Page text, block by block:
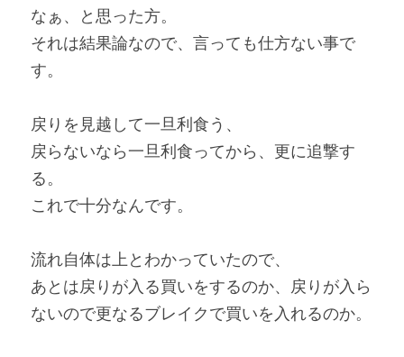
なぁ、と思った方。
それは結果論なので、言っても仕方ない事で
す。
戻りを見越して一旦利食う、
戻らないなら一旦利食ってから、更に追撃す
る。
これで十分なんです。
流れ自体は上とわかっていたので、
あとは戻りが入る買いをするのか、戻りが入ら
ないので更なるブレイクで買いを入れるのか。